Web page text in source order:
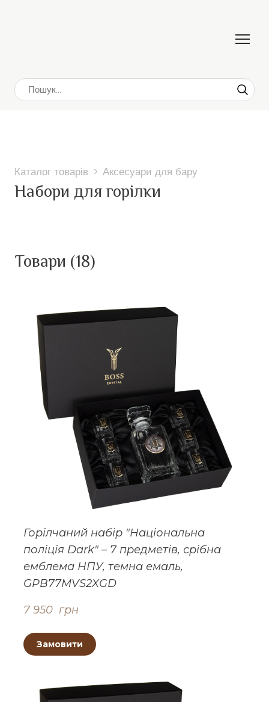
Каталог товарів Аксесуари для бару
Набори для горілки
Товари (18)
Горілчаний набір "Національна
поліція Dark" – 7 предметів, срібна
емблема НПУ, темна емаль,
GPB77MVS2XGD
7 950  грн
Замовити